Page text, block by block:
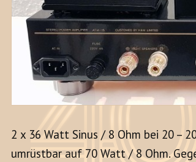
2 x 36 Watt Sinus / 8 Ohm bei 20 –
umrüstbar auf 70 Watt / 8 Ohm.